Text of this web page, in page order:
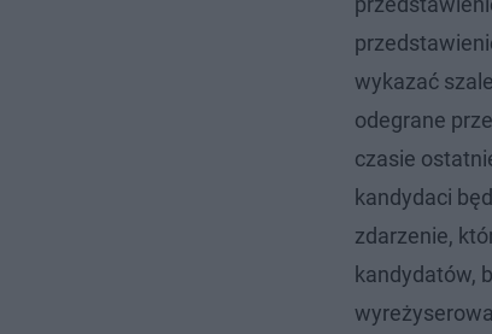
wykazać
odegrane
czasie
kandydaci
zdarzenie,
kandydatów,